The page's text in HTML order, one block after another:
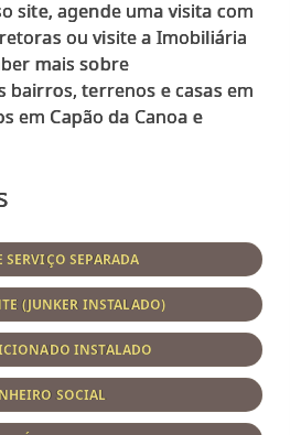
site, agende uma visita com
ou visite a Imobiliária
mais sobre
bairros, terrenos e casas em
em Capão da Canoa e
SERVIÇO SEPARADA
(JUNKER INSTALADO)
INSTALADO
SOCIAL